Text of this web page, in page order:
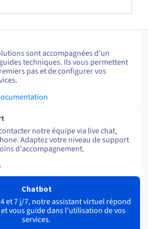
sont accompagnées d'un
techniques. Ils vous permettent
pas et de configurer vos
notre équipe via live chat,
Adaptez votre niveau de support
d'accompagnement.
Chatbot
et 7 j/7, notre assistant virtuel répond
vous guide dans l'utilisation de vos
services.